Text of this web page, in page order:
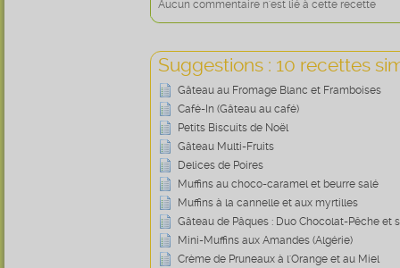
Aucun commentaire n'est lié à cette recette
Suggestions : 10 recettes
Gâteau au Fromage Blanc et Framboises
Café-In (Gâteau au café)
Petits Biscuits de Noël
Gâteau Multi-Fruits
Delices de Poires
Muffins au choco-caramel et beurre salé
Muffins à la cannelle et aux myrtilles
Gâteau de Pâques : Duo Chocolat-Pêche et
Mini-Muffins aux Amandes (Algérie)
Crème de Pruneaux à l'Orange et au Miel